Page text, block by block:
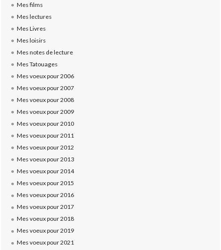
Mes films
Mes lectures
Mes Livres
Mes loisirs
Mes notes de lecture
Mes Tatouages
Mes voeux pour 2006
Mes voeux pour 2007
Mes voeux pour 2008
Mes voeux pour 2009
Mes voeux pour 2010
Mes voeux pour 2011
Mes voeux pour 2012
Mes voeux pour 2013
Mes voeux pour 2014
Mes voeux pour 2015
Mes voeux pour 2016
Mes voeux pour 2017
Mes voeux pour 2018
Mes voeux pour 2019
Mes voeux pour 2021